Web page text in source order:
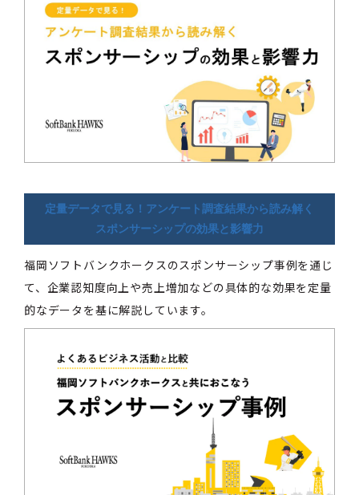
定量データで見る！アンケート調査結果から読み解く
スポンサーシップの効果と影響力
福岡ソフトバンクホークスのスポンサーシップ事例を通じ
て、企業認知度向上や売上増加などの具体的な効果を定量
的なデータを基に解説しています。